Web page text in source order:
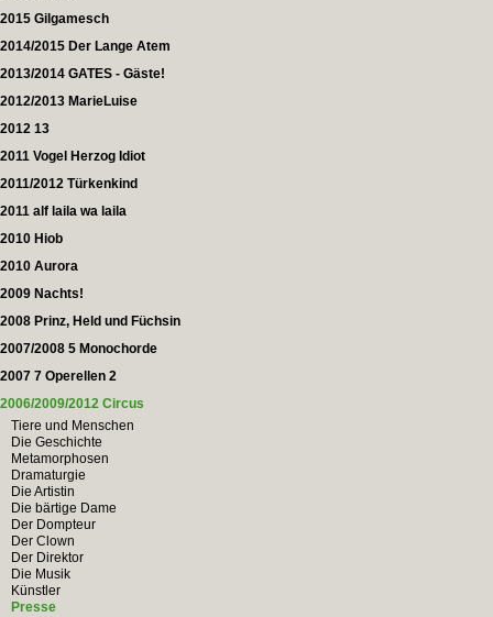
2015 Gilgamesch
2014/2015 Der Lange Atem
2013/2014 GATES - Gäste!
2012/2013 MarieLuise
2012 13
2011 Vogel Herzog Idiot
2011/2012 Türkenkind
2011 alf laila wa laila
2010 Hiob
2010 Aurora
2009 Nachts!
2008 Prinz, Held und Füchsin
2007/2008 5 Monochorde
2007 7 Operellen 2
2006/2009/2012 Circus
Tiere und Menschen
Die Geschichte
Metamorphosen
Dramaturgie
Die Artistin
Die bärtige Dame
Der Dompteur
Der Clown
Der Direktor
Die Musik
Künstler
Presse